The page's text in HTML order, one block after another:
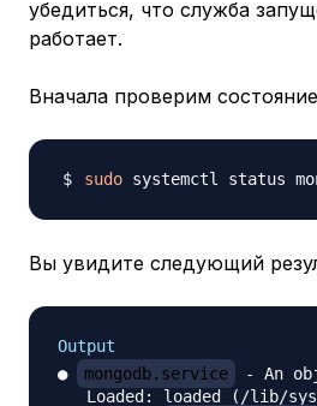
убедиться, что служба
работает.
Вначала проверим
sudo
Вы увидите следующий
Output
●
mongodb.service
- An
Loaded: loaded (/lib/